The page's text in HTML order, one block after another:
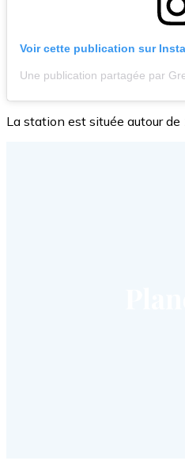
Voir cette publication sur
La station est située autour